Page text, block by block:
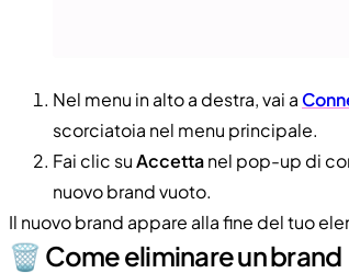
Nel menu in alto a destra, vai a
scorciatoia nel menu principale.
Fai clic suAccettanel pop-up di
nuovo brand vuoto.
Il nuovo brand appare alla fine del tuo
🗑️ Come eliminare un brand